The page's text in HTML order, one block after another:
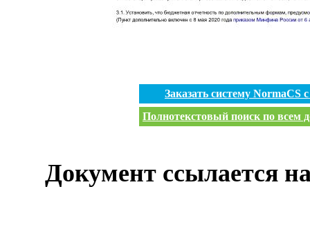
Заказать систему
Полнотекстовый поиск по всем
Документ ссылается